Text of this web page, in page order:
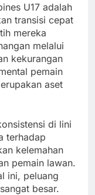
U17 adalah
transisi cepat
mereka
melalui
kekurangan
pemain
aset
di lini
terhadap
kelemahan
pemain lawan.
ini, peluang
besar.